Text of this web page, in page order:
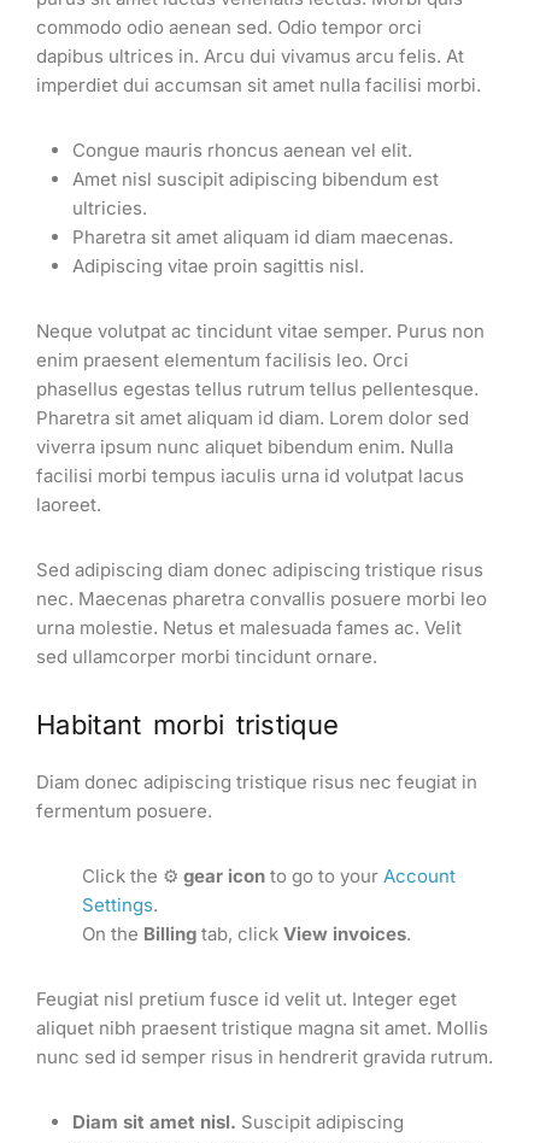
commodo odio aenean sed. Odio tempor orci
dapibus ultrices in. Arcu dui vivamus arcu felis. At
imperdiet dui accumsan sit amet nulla facilisi morbi.
Congue mauris rhoncus aenean vel elit.
Amet nisl suscipit adipiscing bibendum est
ultricies.
Pharetra sit amet aliquam id diam maecenas.
Adipiscing vitae proin sagittis nisl.
Neque volutpat ac tincidunt vitae semper. Purus non
enim praesent elementum facilisis leo. Orci
phasellus egestas tellus rutrum tellus pellentesque.
Pharetra sit amet aliquam id diam. Lorem dolor sed
viverra ipsum nunc aliquet bibendum enim. Nulla
facilisi morbi tempus iaculis urna id volutpat lacus
laoreet.
Sed adipiscing diam donec adipiscing tristique risus
nec. Maecenas pharetra convallis posuere morbi leo
urna molestie. Netus et malesuada fames ac. Velit
sed ullamcorper morbi tincidunt ornare.
Habitant morbi tristique
Diam donec adipiscing tristique risus nec feugiat in
fermentum posuere.
Click the ⚙ gear iconto go to your Account
Settings.
On the Billingtab, click View invoices.
Feugiat nisl pretium fusce id velit ut. Integer eget
aliquet nibh praesent tristique magna sit amet. Mollis
nunc sed id semper risus in hendrerit gravida rutrum.
Diam sit amet nisl. Suscipit adipiscing